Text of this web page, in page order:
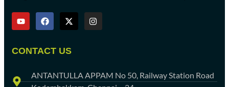
CONTACT US
ANTANTULLA APPAM No 50, Railway Station Road